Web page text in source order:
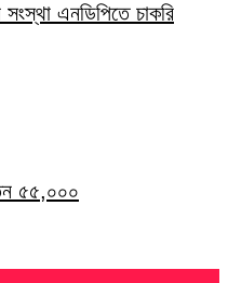
সংস্থা এনডিপিতে চাকরি
৫৫,০০০